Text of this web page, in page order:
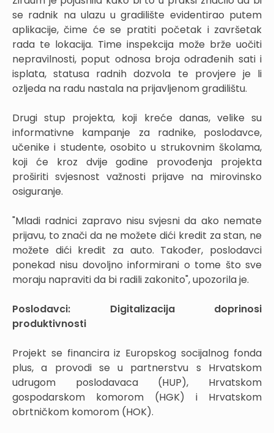
se radnik na ulazu u gradilište evidentirao putem
aplikacije, čime će se pratiti početak i završetak
rada te lokacija. Time inspekcija može brže uočiti
nepravilnosti, poput odnosa broja odrađenih sati i
isplata, statusa radnih dozvola te provjere je li
ozljeda na radu nastala na prijavljenom gradilištu.
Drugi stup projekta, koji kreće danas, velike su
informativne kampanje za radnike, poslodavce,
učenike i studente, osobito u strukovnim školama,
koji će kroz dvije godine provođenja projekta
proširiti svjesnost važnosti prijave na mirovinsko
osiguranje.
"Mladi radnici zapravo nisu svjesni da ako nemate
prijavu, to znači da ne možete dići kredit za stan, ne
možete dići kredit za auto. Također, poslodavci
ponekad nisu dovoljno informirani o tome što sve
moraju napraviti da bi radili zakonito", upozorila je.
Poslodavci: Digitalizacija doprinosi
produktivnosti
Projekt se financira iz Europskog socijalnog fonda
plus, a provodi se u partnerstvu s Hrvatskom
udrugom poslodavaca (HUP), Hrvatskom
gospodarskom komorom (HGK) i Hrvatskom
obrtničkom komorom (HOK).